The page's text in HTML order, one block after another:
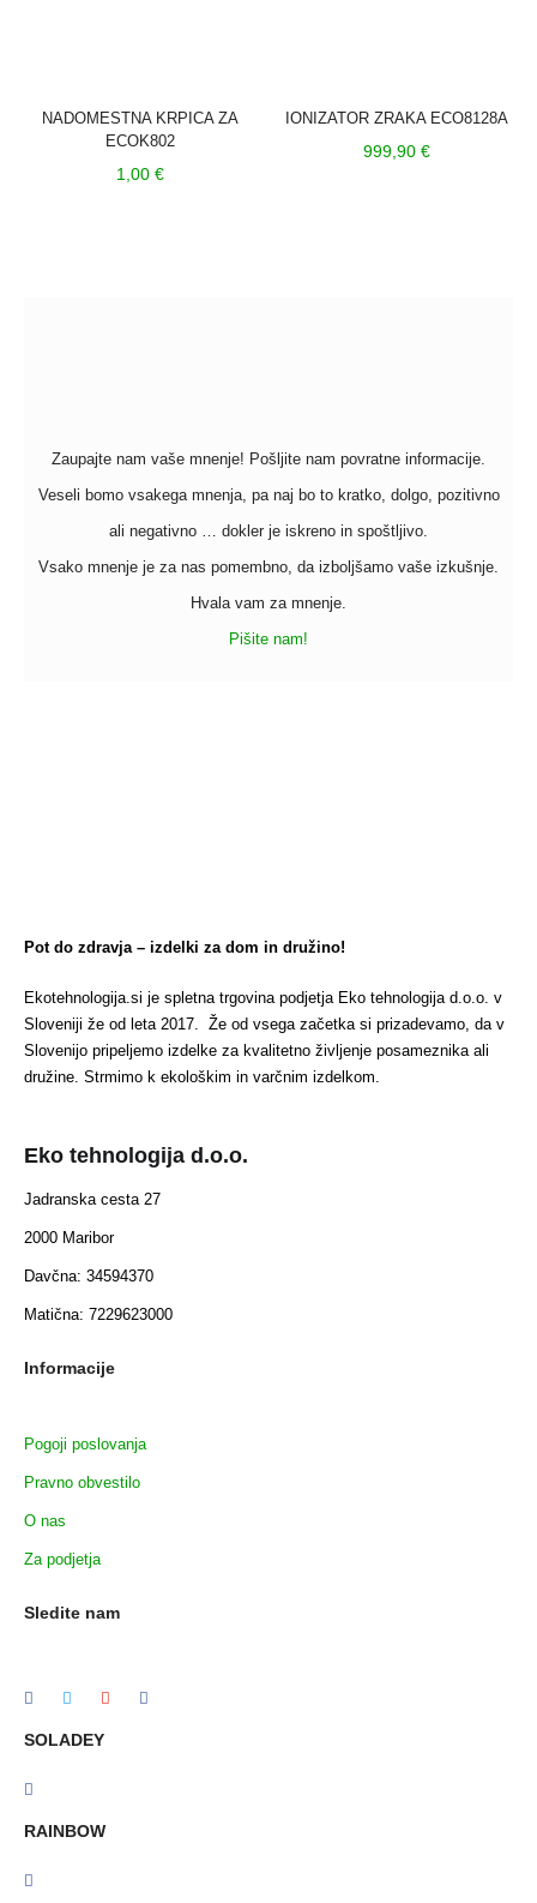
NADOMESTNA KRPICA ZA
ECOK802
1,00 €
IONIZATOR ZRAKA ECO8128A
999,90€
Zaupajte nam vaše mnenje! Pošljite nam povratne informacije.
Veseli bomo vsakega mnenja, pa naj bo to kratko, dolgo, pozitivno
ali negativno … dokler je iskreno in spoštljivo.
Vsako mnenje je za nas pomembno, da izboljšamo vaše izkušnje.
Hvala vam za mnenje.
Pišite nam!
Pot do zdravja – izdelki za dom in družino!
Ekotehnologija.si je spletna trgovina podjetja Eko tehnologija d.o.o. v
Sloveniji že od leta 2017. Že od vsega začetka si prizadevamo, da v
Slovenijo pripeljemo izdelke za kvalitetno življenje posameznika ali
družine. Strmimo k ekološkim in varčnim izdelkom.
Eko tehnologija d.o.o.
Jadranska cesta 27
2000 Maribor
Davčna: 34594370
Matična: 7229623000
Informacije
Pogoji poslovanja
Pravno obvestilo
O nas
Za podjetja
Sledite nam
SOLADEY
RAINBOW